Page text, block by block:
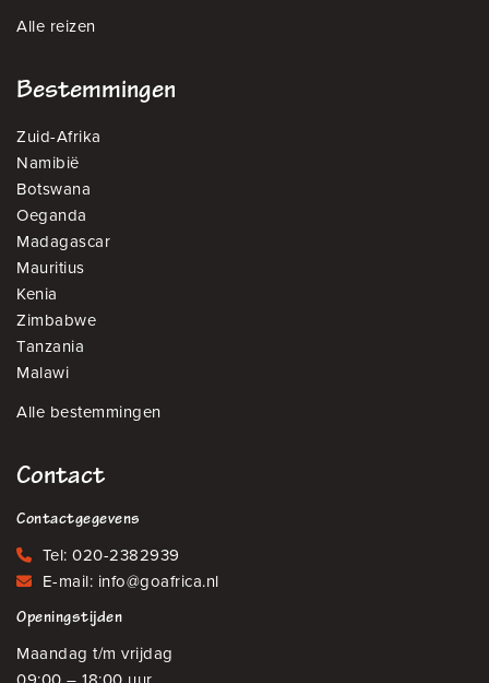
Alle reizen
Bestemmingen
Zuid-Afrika
Namibië
Botswana
Oeganda
Madagascar
Mauritius
Kenia
Zimbabwe
Tanzania
Malawi
Alle bestemmingen
Contact
Contactgegevens
Tel: 020-2382939
E-mail: info@goafrica.nl
Openingstijden
Maandag t/m vrijdag